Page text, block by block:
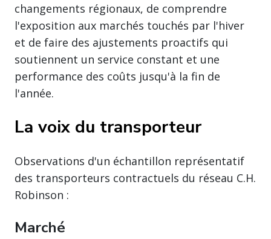
changements régionaux, de comprendre
l'exposition aux marchés touchés par l'hiver
et de faire des ajustements proactifs qui
soutiennent un service constant et une
performance des coûts jusqu'à la fin de
l'année.
La voix du transporteur
Observations d'un échantillon représentatif
des transporteurs contractuels du réseau C.H.
Robinson :
Marché